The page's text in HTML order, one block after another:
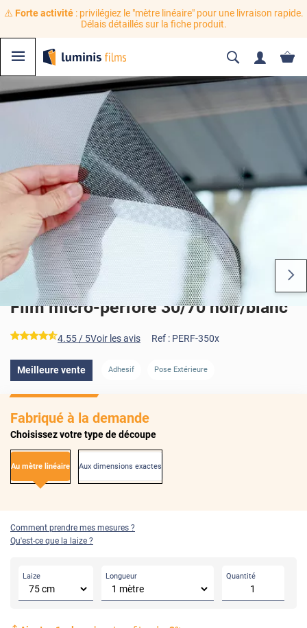
⚠️ Forte activité: privilégiez le "mètre linéaire" pour une livraison rapide.
Délais détaillés sur la fiche produit.
Film micro-perforé 30/70 noir/blanc
*****
4.55 / 5Voir les avis Ref : PERF-350x
Meilleure vente Adhesif Pose Extérieure
Fabriqué à la demande
Choisissez votre type de découpe
Au mètre linéaire Aux dimensions exactes
Comment prendre mes mesures ?
Qu'est-ce que la laize ?
Laize Longueur Quantité